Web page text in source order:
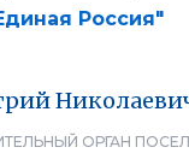
Россия"
ОРГАН